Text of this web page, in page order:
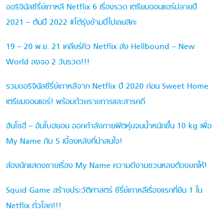
ออริจินัลซีรี่ย์เกาหลี Netflix 6 เรื่องรวด เตรียมออนแอร์ปลายปี
2021 – ต้นปี 2022 #โต้รุ่งข้ามปีไปเลยสิคะ
19 – 20 พ.ย. 21 เคลียร์คิว Netflix ส่ง Hellbound – New
World ลงจอ 2 วันรวด!!!
รวมออริจินัลซีรี่ย์เกาหลีจาก Netflix ปี 2020 ก่อน Sweet Home
เตรียมออนแอร์! พร้อมด้วยรายการและสารคดี
ฮันโซฮี – อันโบฮยอน ออกกำลังกายฟิตหุ่นจนน้ำหนักขึ้น 10 kg เพื่อ
My Name กับ 5 เบื้องหลังที่น่าสนใจ!
ส่องนักแสดงชายเรื่อง My Name ความดีงามชวนหลงต้องยกให้!
Squid Game สร้างประวัติศาสตร์ ซีรี่ย์เกาหลีเรื่องแรกที่ยืน 1 ใน
Netflix ทั่วโลก!!!